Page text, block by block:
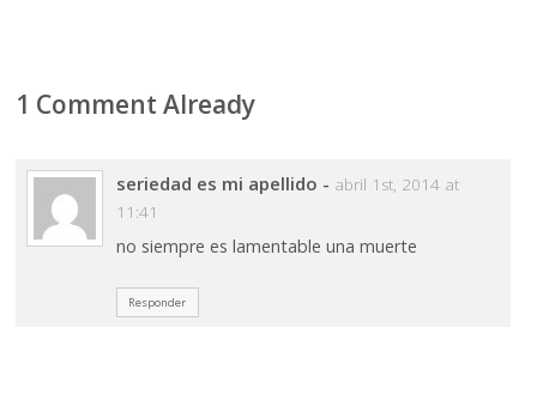
1 Comment Already
seriedad es mi apellido - abril 1st, 2014 at
11:41
no siempre es lamentable una muerte
Responder